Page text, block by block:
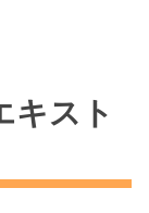
キスト